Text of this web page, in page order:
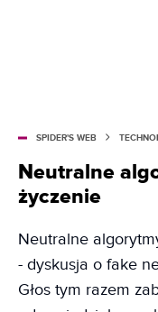
SPIDER'S WEB
Neutralne
życzenie
Neutralne
- dyskusja o fake
Głos tym razem